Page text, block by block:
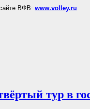
ВФВ: www.volley.ru
тур в